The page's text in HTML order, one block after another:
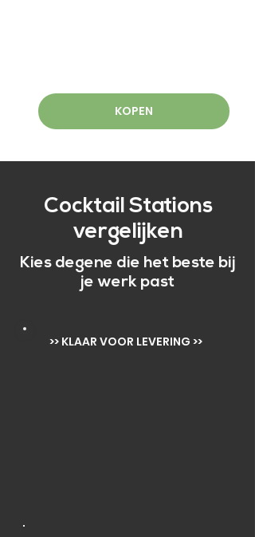
KOPEN
Cocktail Stations
vergelijken
Kies degene die het beste bij
je werk past
>> KLAAR VOOR LEVERING >>